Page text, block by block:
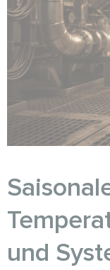
und